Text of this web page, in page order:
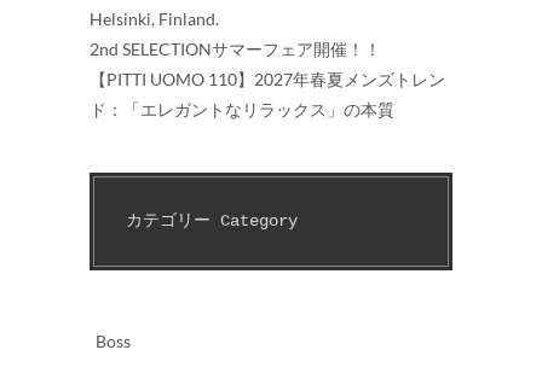
Helsinki, Finland.
2nd SELECTIONサマーフェア開催！！
【PITTI UOMO 110】2027年春夏メンズトレン
ド：「エレガントなリラックス」の本質
カテゴリー Category
Boss